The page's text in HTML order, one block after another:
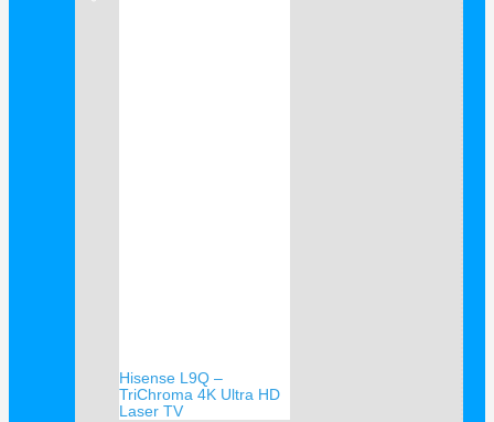
Hisense L9Q –
TriChroma 4K Ultra HD
Laser TV